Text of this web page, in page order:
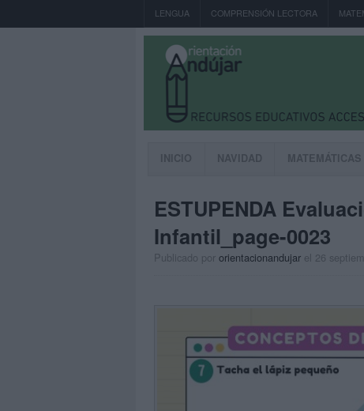
LENGUA COMPRENSIÓN LECTORA
INICIO NAVIDAD MATEMÁTICAS
ESTUPENDA
Infantil_page-0023
Publicado por orientacionandujar el 26